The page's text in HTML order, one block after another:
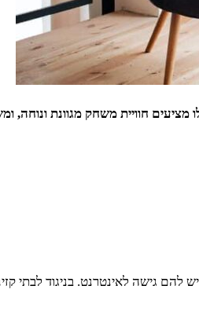
חוויית משחק מגוונת ונוחה,
גישה לאינטרנט. בניגוד לבתי